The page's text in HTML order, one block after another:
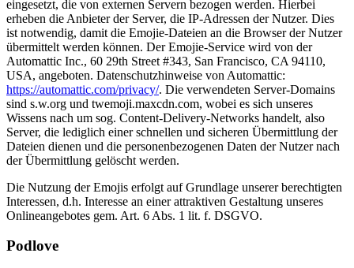
eingesetzt, die von externen Servern bezogen werden. Hierbei
erheben die Anbieter der Server, die IP-Adressen der Nutzer. Dies
ist notwendig, damit die Emojie-Dateien an die Browser der Nutzer
übermittelt werden können. Der Emojie-Service wird von der
Automattic Inc., 60 29th Street #343, San Francisco, CA 94110,
USA, angeboten. Datenschutzhinweise von Automattic:
https://automattic.com/privacy/. Die verwendeten Server-Domains
sind s.w.org und twemoji.maxcdn.com, wobei es sich unseres
Wissens nach um sog. Content-Delivery-Networks handelt, also
Server, die lediglich einer schnellen und sicheren Übermittlung der
Dateien dienen und die personenbezogenen Daten der Nutzer nach
der Übermittlung gelöscht werden.
Die Nutzung der Emojis erfolgt auf Grundlage unserer berechtigten
Interessen, d.h. Interesse an einer attraktiven Gestaltung unseres
Onlineangebotes gem. Art. 6 Abs. 1 lit. f. DSGVO.
Podlove